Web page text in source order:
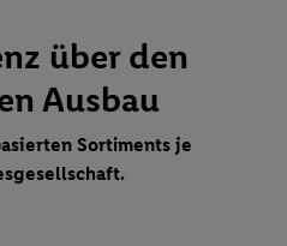
über den
Ausbau
Sortiments je